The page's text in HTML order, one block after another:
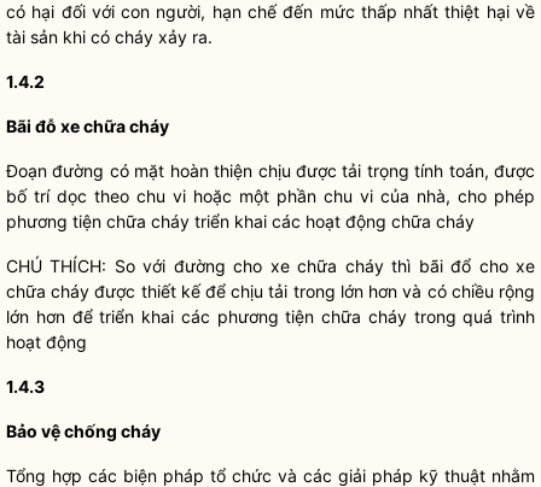
có hại đối với con người, hạn chế đến mức thấp nhất thiệt hại về
tài sản khi có cháy xảy ra.
1.4.2
Bãi đỗ xe chữa cháy
Đoạn đường có mặt hoàn thiện chịu được tải trọng tính toán, được
bố trí dọc theo chu vi hoặc một phần chu vi của nhà, cho phép
phương tiện chữa cháy triển khai các hoạt động chữa cháy
CHÚ THÍCH: So với đường cho xe chữa cháy thì bãi đổ cho xe
chữa cháy được thiết kế để chịu tải trong lớn hơn và có chiều rộng
lớn hơn để triển khai các phương tiện chữa cháy trong quá trình
hoạt động
1.4.3
Bảo vệ chống cháy
Tổng hợp các biện pháp tổ chức và các giải pháp kỹ thuật nhằm